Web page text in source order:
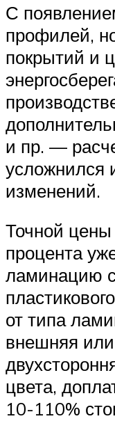
С
профилей,
покрытий и
и пр. —
усложнился
изменений.
Точной
процента
ламинацию
от типа
внешняя
цвета,
10-110%